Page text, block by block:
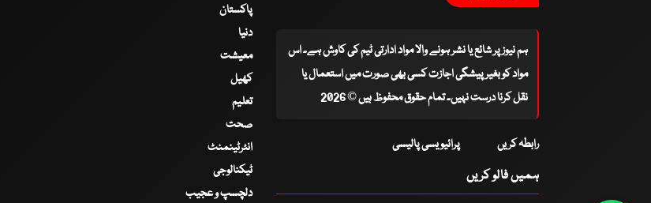
ہم نیوز پر شائع یا نشر ہونے والا مواد ادارتی ٹیم کی کاوش ہے۔ اس
مواد کو بغیر پیشگی اجازت کسی بھی صورت میں استعمال یا
نقل کرنا درست نہیں۔ تمام حقوق محفوظ ہیں © 2026
رابطہ کریں پرائیویسی پالیسی
ہمیں فالو کریں
پاکستان
دنیا
معیشت
کھیل
تعلیم
صحت
انٹرٹینمنٹ
ٹیکنالوجی
دلچسپ و عجیب